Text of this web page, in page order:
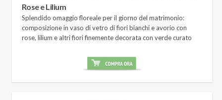
Rose e Lilium
Splendido omaggio floreale per il giorno del matrimonio:
composizione in vaso di vetro di fiori bianchi e avorio con
rose, lilium e altri fiori finemente decorata con verde curato